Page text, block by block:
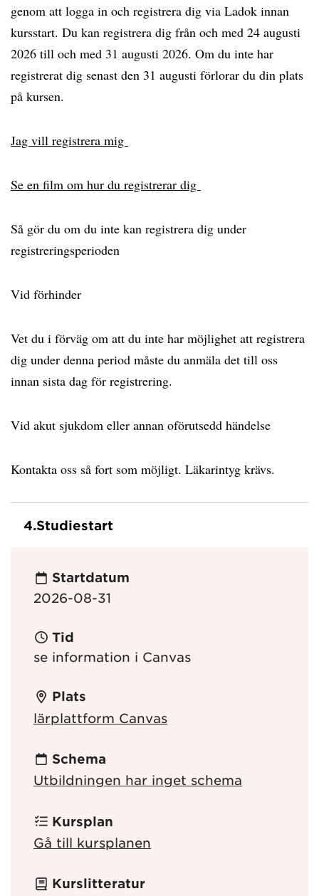
genom att logga in och registrera dig via Ladok innan
kursstart. Du kan registrera dig från och med 24 augusti
2026 till och med 31 augusti 2026. Om du inte har
registrerat dig senast den 31 augusti förlorar du din plats
på kursen.
Jag vill registrera mig
Se en film om hur du registrerar dig
Så gör du om du inte kan registrera dig under
registreringsperioden
Vid förhinder
Vet du i förväg om att du inte har möjlighet att registrera
dig under denna period måste du anmäla det till oss
innan sista dag för registrering.
Vid akut sjukdom eller annan oförutsedd händelse
Kontakta oss så fort som möjligt. Läkarintyg krävs.
4.Studiestart
Startdatum
2026-08-31
Tid
se information i Canvas
Plats
lärplattform Canvas
Schema
Utbildningen har inget schema
Kursplan
Gå till kursplanen
Kurslitteratur